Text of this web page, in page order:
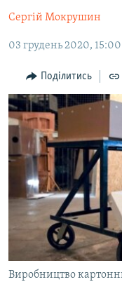
основної
навігації
Перейти
пошуку
БЛОГИ
ПОГЛЯД
ІНТЕРВ'Ю
ВСЕ ЗА ДЕНЬ
СПЕЦПРОЕКТИ
ДЕПОРТАЦІЯ
ВІДЕОУРОКИ «ELIFBE»
СВІДЧЕННЯ ОКУПАЦІЇ
УКРАЇНСЬКА
ІНФОГРАФІКА
ЯК ОБІЙТИ
Русский
Qırımtatar
ДОЛУЧАЙСЯ!
Сергій Мокрушин
03 грудень 2020, 15:00
Поділитись
Виробництво